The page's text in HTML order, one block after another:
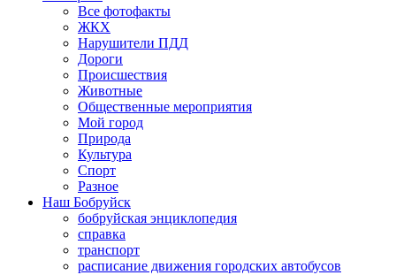
Все фотофакты
ЖКХ
Нарушители ПДД
Дороги
Происшествия
Животные
Общественные мероприятия
Мой город
Природа
Культура
Спорт
Разное
Наш Бобруйск
бобруйская энциклопедия
справка
транспорт
расписание движения городских автобусов